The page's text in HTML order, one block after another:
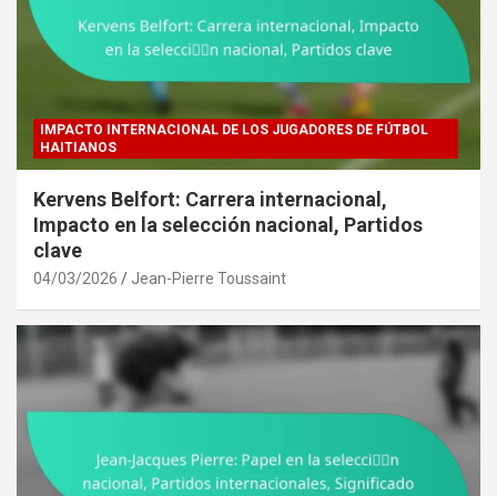
IMPACTO INTERNACIONAL DE LOS JUGADORES DE FÚTBOL
HAITIANOS
Kervens Belfort: Carrera internacional,
Impacto en la selección nacional, Partidos
clave
04/03/2026 Jean-Pierre Toussaint